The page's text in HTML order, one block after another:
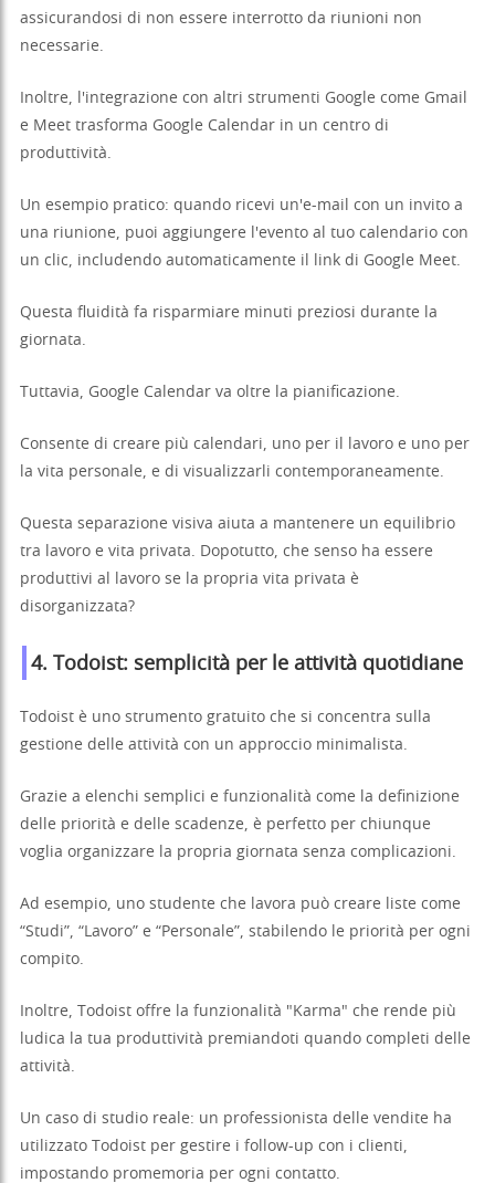
assicurandosi di non essere interrotto da riunioni non
necessarie.
Inoltre, l'integrazione con altri strumenti Google come Gmail
e Meet trasforma Google Calendar in un centro di
produttività.
Un esempio pratico: quando ricevi un'e-mail con un invito a
una riunione, puoi aggiungere l'evento al tuo calendario con
un clic, includendo automaticamente il link di Google Meet.
Questa fluidità fa risparmiare minuti preziosi durante la
giornata.
Tuttavia, Google Calendar va oltre la pianificazione.
Consente di creare più calendari, uno per il lavoro e uno per
la vita personale, e di visualizzarli contemporaneamente.
Questa separazione visiva aiuta a mantenere un equilibrio
tra lavoro e vita privata. Dopotutto, che senso ha essere
produttivi al lavoro se la propria vita privata è
disorganizzata?
4. Todoist: semplicità per le attività quotidiane
Todoist è uno strumento gratuito che si concentra sulla
gestione delle attività con un approccio minimalista.
Grazie a elenchi semplici e funzionalità come la definizione
delle priorità e delle scadenze, è perfetto per chiunque
voglia organizzare la propria giornata senza complicazioni.
Ad esempio, uno studente che lavora può creare liste come
“Studi”, “Lavoro” e “Personale”, stabilendo le priorità per ogni
compito.
Inoltre, Todoist offre la funzionalità "Karma" che rende più
ludica la tua produttività premiandoti quando completi delle
attività.
Un caso di studio reale: un professionista delle vendite ha
utilizzato Todoist per gestire i follow-up con i clienti,
impostando promemoria per ogni contatto.